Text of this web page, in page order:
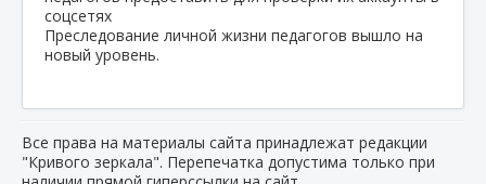
Преследование личной жизни педагогов вышло на
новый уровень.
Все права на материалы сайта принадлежат редакции
"Кривого зеркала". Перепечатка допустима только при